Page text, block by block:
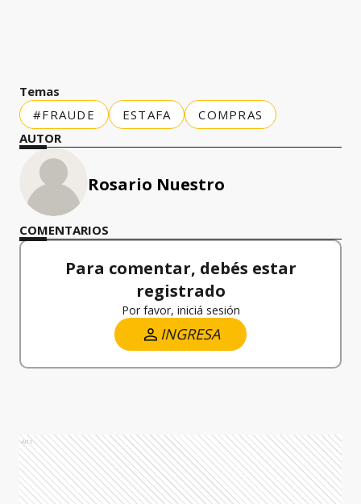
Temas
#FRAUDE
ESTAFA
COMPRAS
AUTOR
Rosario Nuestro
COMENTARIOS
Para comentar, debés estar
registrado
Por favor, iniciá sesión
INGRESA
Ads